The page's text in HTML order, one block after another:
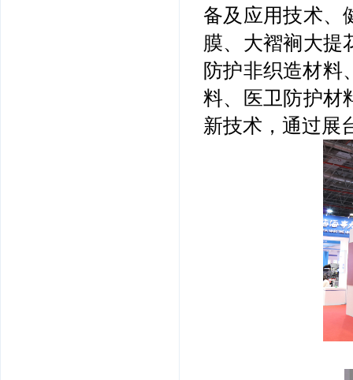
备及应用技术、
膜、大褶裥大提
防护非织造材料
料、医卫防护材
新技术，通过展